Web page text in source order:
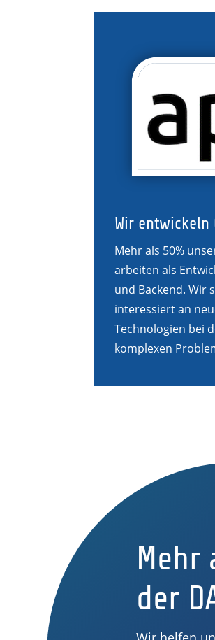
Wir entwickeln
Mehr als 50%
arbeiten als
und Backend. Wir
interessiert an
Technologien bei
komplexen
Mehr
der